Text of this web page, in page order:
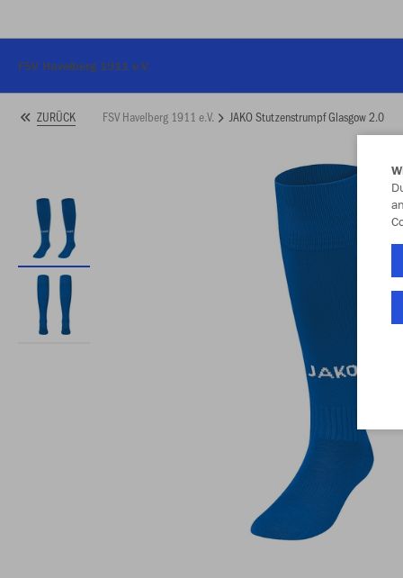
FSV Havelberg 1911 e.V.
ZURÜCK FSV Havelberg 1911 e.V. JAKO Stutzenstrumpf Glasgow 2.0